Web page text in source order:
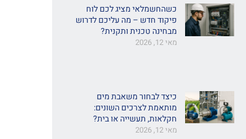
כשהחשמלאי מציג לכם לוח
פיקוד חדש – מה עליכם לדרוש
מבחינה טכנית ותקנית?
מאי 12, 2026
כיצד לבחור משאבת מים
מותאמת לצרכים השונים:
חקלאות, תעשייה או בית?
מאי 12, 2026